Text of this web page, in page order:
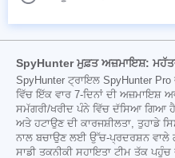
SpyHunter ਮੁਫ਼ਤ ਅਜ਼ਮਾਇਸ਼:
SpyHunter ਟ੍ਰਾਇਲ SpyHunter
ਵਿੱਚ ਇੱਕ ਵਾਰ 7-ਦਿਨਾਂ ਦੀ ਅਜ਼ਮਾਇਸ਼
ਸਮੱਗਰੀ/ਖਰੀਦ ਪੰਨੇ ਵਿੱਚ ਦੱਸਿਆ ਗਿਆ
ਅਤੇ ਹਟਾਉਣ ਦੀ ਕਾਰਜਸ਼ੀਲਤਾ, ਤੁਹਾਡੇ
ਨਾਲ ਬਚਾਉਣ ਲਈ ਉੱਚ-ਪ੍ਰਦਰਸ਼ਨ ਵਾਲੇ
ਸਾਡੀ ਤਕਨੀਕੀ ਸਹਾਇਤਾ ਟੀਮ ਤੱਕ